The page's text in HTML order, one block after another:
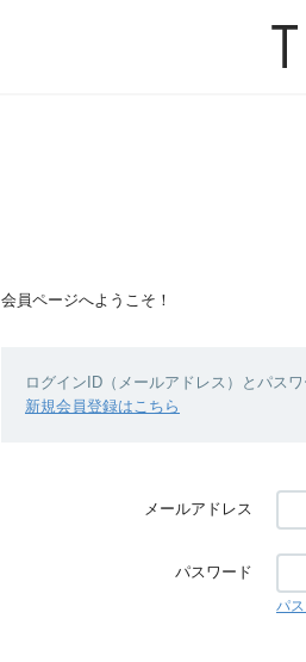
会員ページへようこそ！
ログインID（メールアドレス）とパス
新規会員登録はこちら
メールアドレス
パスワード
パ